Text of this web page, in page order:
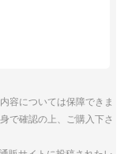
容については保障できま
で確認の上、ご購入下さ